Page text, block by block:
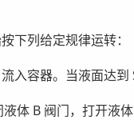
下列给定规律运转：
入容器。当液面达到
体 B 阀门，打开液体